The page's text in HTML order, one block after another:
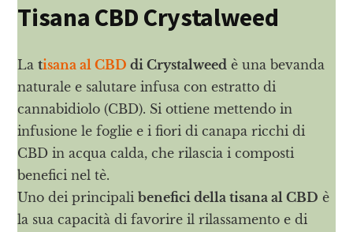
Tisana CBD Crystalweed
Latisana al CBD di Crystalweed è una bevanda
naturale e salutare infusa con estratto di
cannabidiolo (CBD). Si ottiene mettendo in
infusione le foglie e i fiori di canapa ricchi di
CBD in acqua calda, che rilascia i composti
benefici nel tè.
Uno dei principalibenefici della tisana al CBD è
la sua capacità di favorire il rilassamento e di